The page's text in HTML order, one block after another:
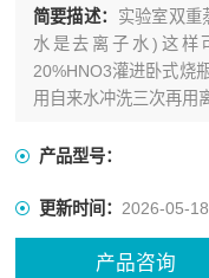
简要描述： 实验室双重
水是去离子水)这样
20%HNO3灌进卧式烧
用自来水冲洗三次再用
产品型号：
更新时间：2026-05-18
产品咨询